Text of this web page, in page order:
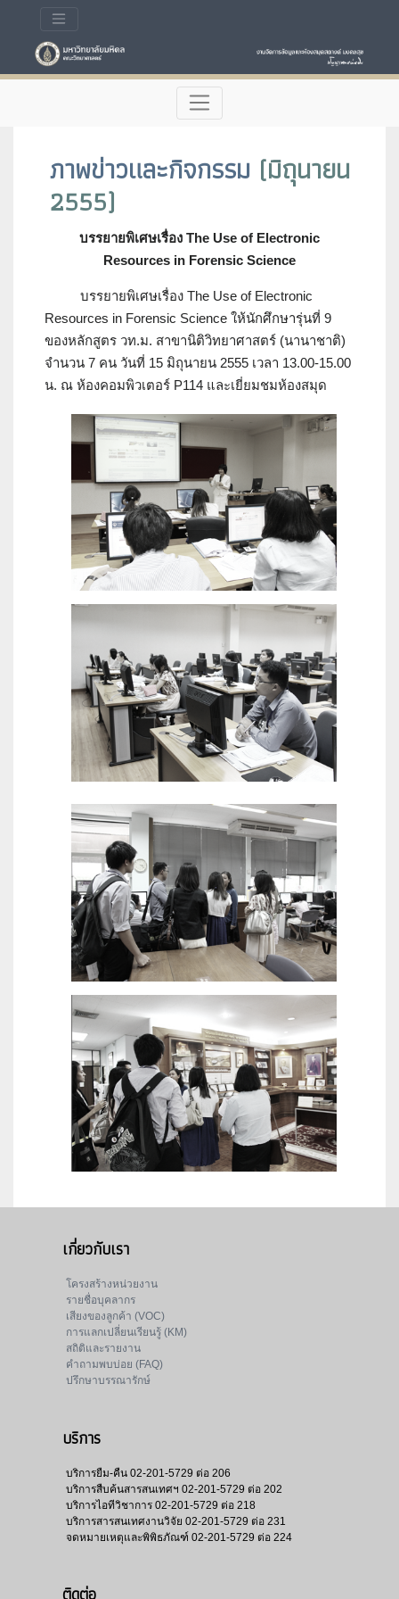
ภาพข่าวและกิจกรรม (มิถุนายน
2555)
บรรยายพิเศษเรื่อง The Use of Electronic
Resources in Forensic Science
บรรยายพิเศษเรื่อง The Use of Electronic
Resources in Forensic Science ให้นักศึกษารุ่นที่ 9
ของหลักสูตร วท.ม. สาขานิติวิทยาศาสตร์ (นานาชาติ)
จำนวน 7 คน วันที่ 15 มิถุนายน 2555 เวลา 13.00-15.00
น. ณ ห้องคอมพิวเตอร์ P114 และเยี่ยมชมห้องสมุด
เกี่ยวกับเรา
โครงสร้างหน่วยงาน
รายชื่อบุคลากร
เสียงของลูกค้า (VOC)
การแลกเปลี่ยนเรียนรู้ (KM)
สถิติและรายงาน
คำถามพบบ่อย (FAQ)
ปรึกษาบรรณารักษ์
บริการ
บริการยืม-คืน 02-201-5729 ต่อ 206
บริการสืบค้นสารสนเทศฯ 02-201-5729 ต่อ 202
บริการไอทีวิชาการ 02-201-5729 ต่อ 218
บริการสารสนเทศงานวิจัย 02-201-5729 ต่อ 231
จดหมายเหตุและพิพิธภัณฑ์ 02-201-5729 ต่อ 224